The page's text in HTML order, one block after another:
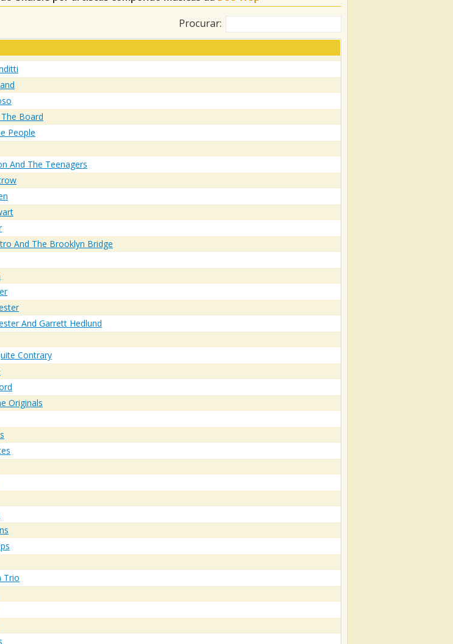
Procurar:
Board
People
And The Teenagers
And The Brooklyn Bridge
And Garrett Hedlund
Contrary
Originals
Trio